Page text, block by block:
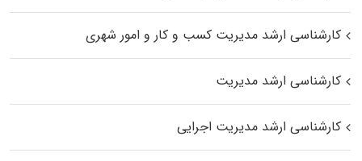
کارشناسی ارشد مدیریت کسب و کار و امور شهری
کارشناسی ارشد مدیریت
کارشناسی ارشد مدیریت اجرایی